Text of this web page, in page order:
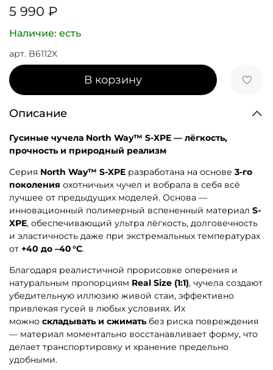
арт. B6112X
5 990 ₽
Наличие: есть
В корзину
Описание
Гусиные чучела North Way™ S-XPE — лёгкость,
прочность и природный реализм
Серия North Way™ S-XPE разработана на основе 3-го
поколения охотничьих чучел и вобрала в себя всё
лучшее от предыдущих моделей. Основа —
инновационный полимерный вспененный материал S-
XPE, обеспечивающий ультра лёгкость, долговечность
и эластичность даже при экстремальных температурах
от +40 до –40 °C.
Благодаря реалистичной прорисовке оперения и
натуральным пропорциям Real Size (1:1), чучела создают
убедительную иллюзию живой стаи, эффективно
привлекая гусей в любых условиях. Их
можно складывать и сжимать без риска повреждения
— материал моментально восстанавливает форму, что
делает транспортировку и хранение предельно
удобными.